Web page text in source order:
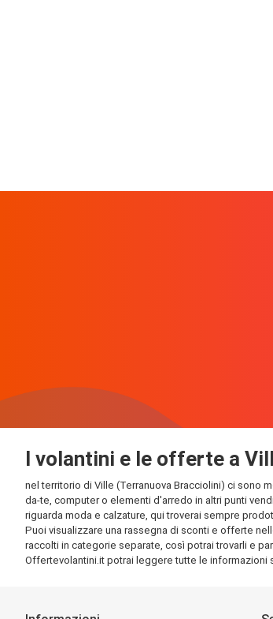
I volantini e le offerte a
nel territorio di Ville (Terranuova Bracciolini) ci sono
da-te, computer o elementi d'arredo in altri punti
riguarda moda e calzature, qui troverai sempre
Puoi visualizzare una rassegna di sconti e offerte
raccolti in categorie separate, così potrai trovarli e
Offertevolantini.it potrai leggere tutte le